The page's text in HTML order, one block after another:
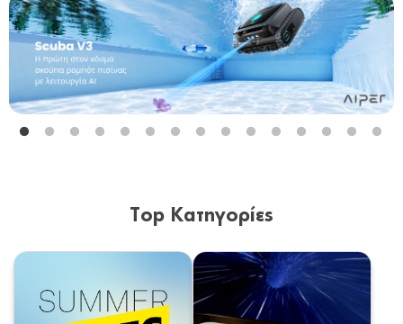
Top Κατηγορίες